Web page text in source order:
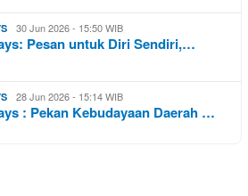
30 Jun 2026 - 15:50 WIB
Pesan untuk Diri Sendiri,…
28 Jun 2026 - 15:14 WIB
: Pekan Kebudayaan Daerah …